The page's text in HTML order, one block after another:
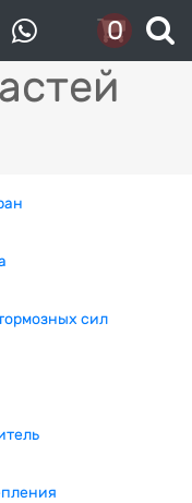
0
сил